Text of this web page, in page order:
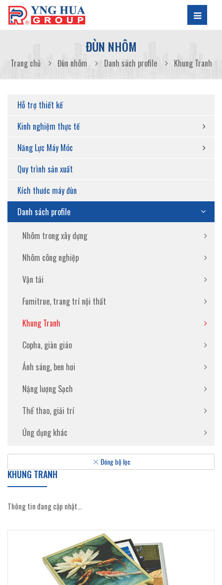
ĐÙN NHÔM
Trang chủ Đùn nhôm Danh sách profile Khung Tranh
Hỗ trợ thiết kế
Kinh nghiệm thực tế
Năng Lực Máy Móc
Quy trình sản xuất
Kích thước máy đùn
Danh sách profile
Nhôm trong xây dựng
Nhôm công nghiệp
Vận tải
Fumitrue, trang trí nội thất
Khung Tranh
Copha, giàn giáo
Ánh sáng, ben hơi
Nặng lượng Sạch
Thể thao, giải trí
Ứng dụng khác
Đóng bộ lọc
KHUNG TRANH
Thông tin đang cập nhật...